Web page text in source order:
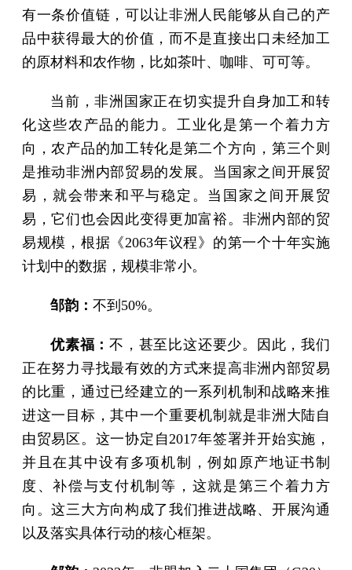
有一条价值链，可以让非洲人民能够从自己的产
品中获得最大的价值，而不是直接出口未经加工
的原材料和农作物，比如茶叶、咖啡、可可等。
当前，非洲国家正在切实提升自身加工和转
化这些农产品的能力。工业化是第一个着力方
向，农产品的加工转化是第二个方向，第三个则
是推动非洲内部贸易的发展。当国家之间开展贸
易，就会带来和平与稳定。当国家之间开展贸
易，它们也会因此变得更加富裕。非洲内部的贸
易规模，根据《2063年议程》的第一个十年实施
计划中的数据，规模非常小。
邹韵： 不到50%。
优素福：不，甚至比这还要少。因此，我们
正在努力寻找最有效的方式来提高非洲内部贸易
的比重，通过已经建立的一系列机制和战略来推
进这一目标，其中一个重要机制就是非洲大陆自
由贸易区。这一协定自2017年签署并开始实施，
并且在其中设有多项机制，例如原产地证书制
度、补偿与支付机制等，这就是第三个着力方
向。这三大方向构成了我们推进战略、开展沟通
以及落实具体行动的核心框架。